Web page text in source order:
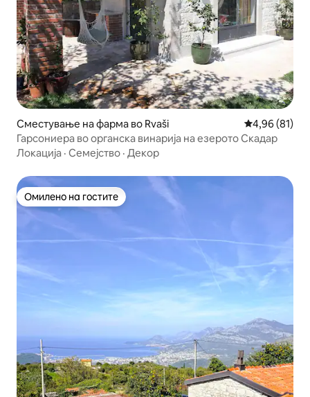
Сместување на фарма во Rvaši Просечна
4,96 (81)
Гарсониера во органска винарија на езерото Скадар
Локација · Семејство · Декор
Омилено на гостите
Омилено на гостите